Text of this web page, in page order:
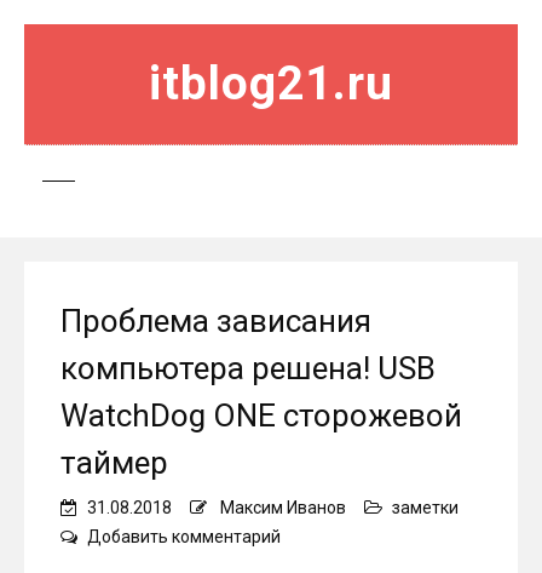
itblog21.ru
Проблема зависания
компьютера решена! USB
WatchDog ONE сторожевой
таймер
31.08.2018 Максим Иванов
заметки
Добавить комментарий